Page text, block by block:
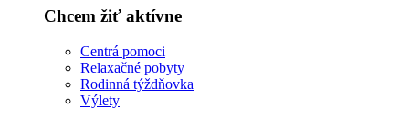
Chcem žiť aktívne
Centrá pomoci
Relaxačné pobyty
Rodinná týždňovka
Výlety